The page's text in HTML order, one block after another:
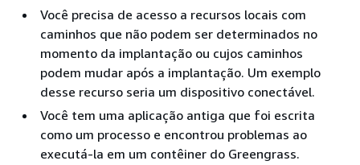
Você precisa de acesso a recursos locais com
caminhos que não podem ser determinados no
momento da implantação ou cujos caminhos
podem mudar após a implantação. Um exemplo
desse recurso seria um dispositivo conectável.
Você tem uma aplicação antiga que foi escrita
como um processo e encontrou problemas ao
executá-la em um contêiner do Greengrass.